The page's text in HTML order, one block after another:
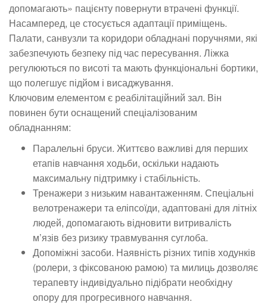
допомагають» пацієнту повернути втрачені функції.
Насамперед, це стосується адаптації приміщень.
Палати, санвузли та коридори обладнані поручнями, які
забезпечують безпеку під час пересування. Ліжка
регулюються по висоті та мають функціональні бортики,
що полегшує підйом і висаджування.
Ключовим елементом є реабілітаційний зал. Він
повинен бути оснащений спеціалізованим
обладнанням:
Паралельні бруси. Життєво важливі для перших
етапів навчання ходьби, оскільки надають
максимальну підтримку і стабільність.
Тренажери з низьким навантаженням. Спеціальні
велотренажери та еліпсоїди, адаптовані для літніх
людей, допомагають відновити витривалість
м’язів без ризику травмування суглоба.
Допоміжні засоби. Наявність різних типів ходунків
(ролери, з фіксованою рамою) та милиць дозволяє
терапевту індивідуально підібрати необхідну
опору для прогресивного навчання.